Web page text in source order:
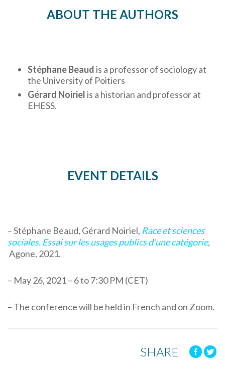
ABOUT THE AUTHORS
Stéphane Beaudis a professor of sociology at
the University of Poitiers
Gérard Noirielis a historian and professor at
EHESS.
EVENT DETAILS
– Stéphane Beaud, Gérard Noiriel, Race et sciences
sociales. Essai sur les usages publics d’une catégorie,
Agone, 2021.
– May 26, 2021 – 6 to 7:30 PM (CET)
– The conference will be held in French and on Zoom.
SHARE